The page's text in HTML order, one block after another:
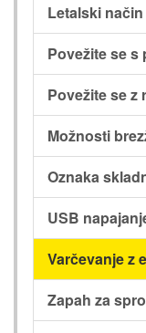
Letalski način
Povežite se s
Povežite se z
Možnosti
Oznaka
USB
Varčevanje z
Zapah za